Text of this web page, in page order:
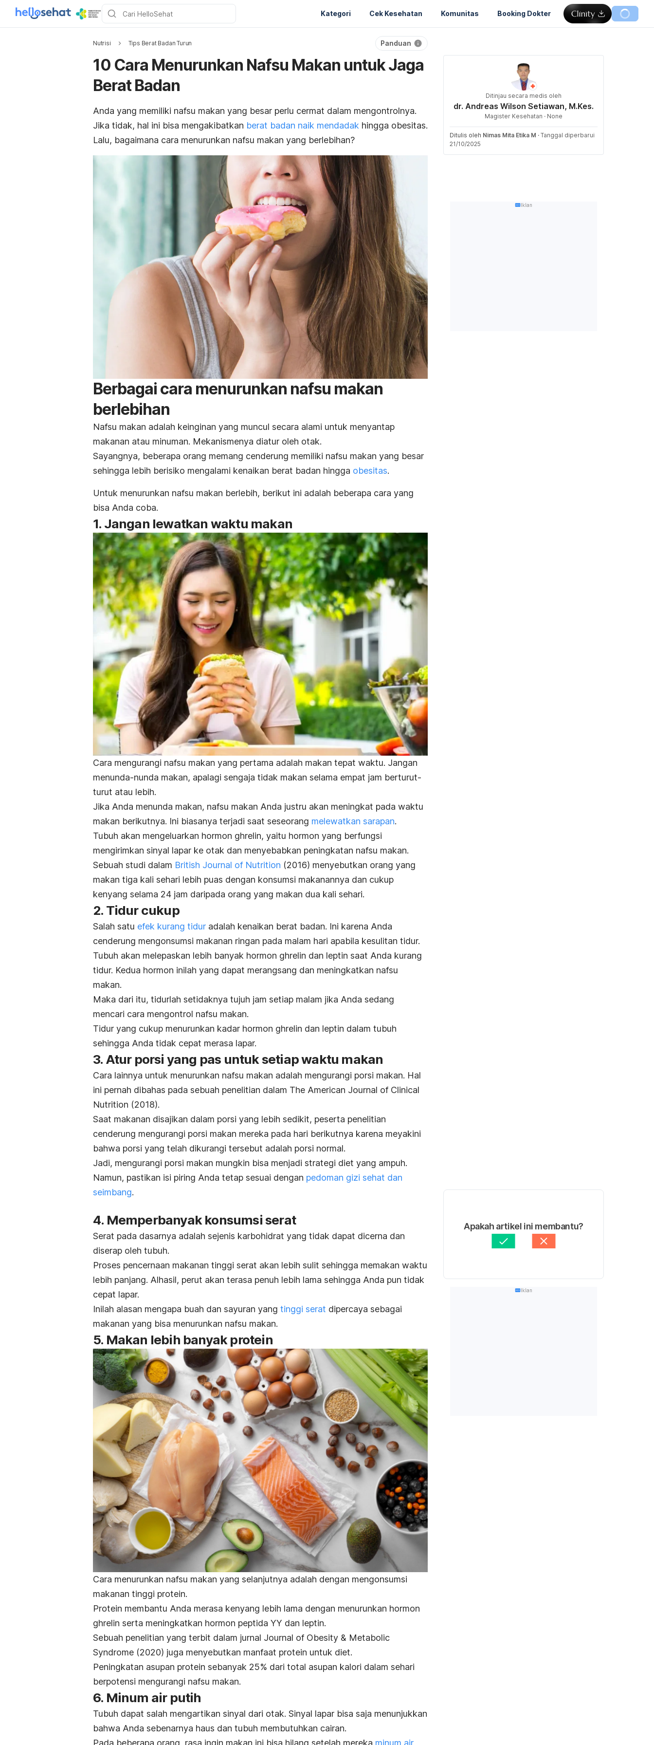
Kategori Cek Kesehatan Komunitas Booking Dokter
Nutrisi Tips Berat Badan Turun Panduan
10 Cara Menurunkan Nafsu Makan untuk Jaga
Berat Badan
Anda yang memiliki nafsu makan yang besar perlu cermat dalam mengontrolnya.
Jika tidak, hal ini bisa mengakibatkan berat badan naik mendadak hingga obesitas.
Lalu, bagaimana cara menurunkan nafsu makan yang berlebihan?
Berbagai cara menurunkan nafsu makan
berlebihan
Nafsu makan adalah keinginan yang muncul secara alami untuk menyantap
makanan atau minuman. Mekanismenya diatur oleh otak.
Sayangnya, beberapa orang memang cenderung memiliki nafsu makan yang besar
sehingga lebih berisiko mengalami kenaikan berat badan hingga obesitas.
Untuk menurunkan nafsu makan berlebih, berikut ini adalah beberapa cara yang
bisa Anda coba.
1. Jangan lewatkan waktu makan
Cara mengurangi nafsu makan yang pertama adalah makan tepat waktu. Jangan
menunda-nunda makan, apalagi sengaja tidak makan selama empat jam berturut-
turut atau lebih.
Jika Anda menunda makan, nafsu makan Anda justru akan meningkat pada waktu
makan berikutnya. Ini biasanya terjadi saat seseorang melewatkan sarapan.
Tubuh akan mengeluarkan hormon ghrelin, yaitu hormon yang berfungsi
mengirimkan sinyal lapar ke otak dan menyebabkan peningkatan nafsu makan.
Sebuah studi dalam British Journal of Nutrition (2016) menyebutkan orang yang
makan tiga kali sehari lebih puas dengan konsumsi makanannya dan cukup
kenyang selama 24 jam daripada orang yang makan dua kali sehari.
2. Tidur cukup
Salah satu efek kurang tidur adalah kenaikan berat badan. Ini karena Anda
cenderung mengonsumsi makanan ringan pada malam hari apabila kesulitan tidur.
Tubuh akan melepaskan lebih banyak hormon ghrelin dan leptin saat Anda kurang
tidur. Kedua hormon inilah yang dapat merangsang dan meningkatkan nafsu
makan.
Maka dari itu, tidurlah setidaknya tujuh jam setiap malam jika Anda sedang
mencari cara mengontrol nafsu makan.
Tidur yang cukup menurunkan kadar hormon ghrelin dan leptin dalam tubuh
sehingga Anda tidak cepat merasa lapar.
3. Atur porsi yang pas untuk setiap waktu makan
Cara lainnya untuk menurunkan nafsu makan adalah mengurangi porsi makan. Hal
ini pernah dibahas pada sebuah penelitian dalam The American Journal of Clinical
Nutrition (2018).
Saat makanan disajikan dalam porsi yang lebih sedikit, peserta penelitian
cenderung mengurangi porsi makan mereka pada hari berikutnya karena meyakini
bahwa porsi yang telah dikurangi tersebut adalah porsi normal.
Jadi, mengurangi porsi makan mungkin bisa menjadi strategi diet yang ampuh.
Namun, pastikan isi piring Anda tetap sesuai dengan pedoman gizi sehat dan
seimbang.
4. Memperbanyak konsumsi serat
Serat pada dasarnya adalah sejenis karbohidrat yang tidak dapat dicerna dan
diserap oleh tubuh.
Proses pencernaan makanan tinggi serat akan lebih sulit sehingga memakan waktu
lebih panjang. Alhasil, perut akan terasa penuh lebih lama sehingga Anda pun tidak
cepat lapar.
Inilah alasan mengapa buah dan sayuran yang tinggi serat dipercaya sebagai
makanan yang bisa menurunkan nafsu makan.
5. Makan lebih banyak protein
Cara menurunkan nafsu makan yang selanjutnya adalah dengan mengonsumsi
makanan tinggi protein.
Protein membantu Anda merasa kenyang lebih lama dengan menurunkan hormon
ghrelin serta meningkatkan hormon peptida YY dan leptin.
Sebuah penelitian yang terbit dalam jurnal Journal of Obesity & Metabolic
Syndrome (2020) juga menyebutkan manfaat protein untuk diet.
Peningkatan asupan protein sebanyak 25% dari total asupan kalori dalam sehari
berpotensi mengurangi nafsu makan.
6. Minum air putih
Tubuh dapat salah mengartikan sinyal dari otak. Sinyal lapar bisa saja menunjukkan
bahwa Anda sebenarnya haus dan tubuh membutuhkan cairan.
Pada beberapa orang, rasa ingin makan ini bisa hilang setelah mereka minum air
Ditinjau secara medis oleh
dr. Andreas Wilson Setiawan, M.Kes.
Magister Kesehatan · None
Ditulis oleh Nimas Mita Etika M · Tanggal diperbarui
21/10/2025
Iklan
Apakah artikel ini membantu?
Iklan